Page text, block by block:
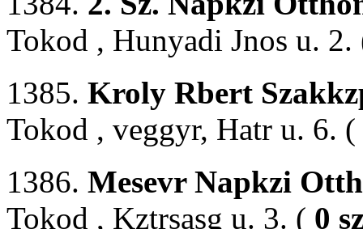
Tokod , Hunyadi Jnos u.
1385. Kroly Rbert
Tokod , veggyr, Hatr u. 6. (
1386. Mesevr Napkzi
Tokod , Kztrsasg u. 3. ( 0